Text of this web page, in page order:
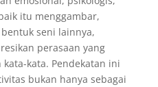
itu menggambar,
seni lainnya,
perasaan yang
kata. Pendekatan ini
bukan hanya sebagai